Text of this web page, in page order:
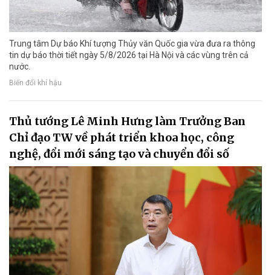
Trung tâm Dự báo Khí tượng Thủy văn Quốc gia vừa đưa ra thông
tin dự báo thời tiết ngày 5/8/2026 tại Hà Nội và các vùng trên cả
nước.
Biến đổi khí hậu
Thủ tướng Lê Minh Hưng làm Trưởng Ban
Chỉ đạo TW về phát triển khoa học, công
nghệ, đổi mới sáng tạo và chuyển đổi số